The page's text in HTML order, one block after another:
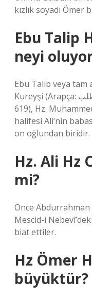
kızlık soyadı Ömer
Ebu Talip
neyi
Ebu Talib veya tam
Kureyşi (Arapça: أبو طالب بن عبد المطلب, d. 535 – ö.
619), Hz.
halifesi Ali’nin
on oğlundan biridir.
Hz. Ali Hz
mi?
Önce Abdurrahman
Mescid-i
biat ettiler.
Hz Ömer
büyüktür?